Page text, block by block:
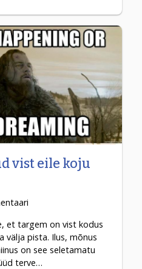
vist eile koju
et targem on vist kodus
välja pista. Ilus, mõnus
on see seletamatu
terve…